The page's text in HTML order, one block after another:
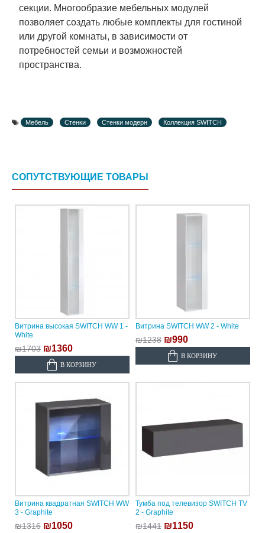
секции. Многообразие мебельных модулей
позволяет создать любые комплекты для гостиной
или другой комнаты, в зависимости от
потребностей семьи и возможностей
пространства.
Мебель Стенки Стенки модерн Коллекция SWITCH
СОПУТСТВУЮЩИЕ ТОВАРЫ
Витрина высокая SWITCH WW 1 -
White
₪1703 ₪1360
В КОРЗИНУ
Витрина SWITCH WW 2 - White
₪1238 ₪990
В КОРЗИНУ
Витрина квадратная SWITCH WW
3 - Graphite
₪1316 ₪1050
Тумба под телевизор SWITCH TV
2 - Graphite
₪1441 ₪1150